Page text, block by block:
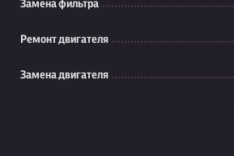
Замена фильтра
Ремонт двигателя
Замена двигателя